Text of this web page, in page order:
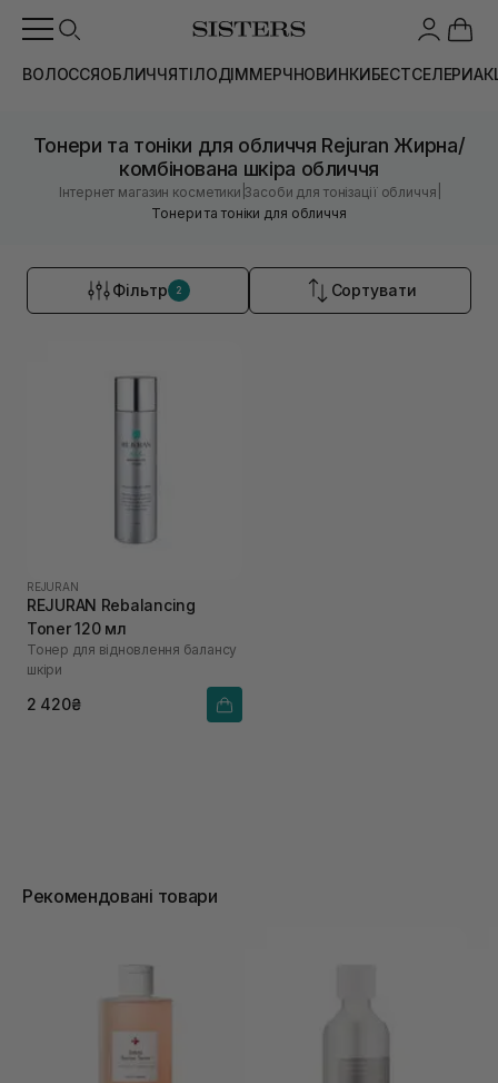
ВОЛОССЯОБЛИЧЧЯТІЛОДІММЕРЧНОВИНКИБЕСТСЕЛЕРИ
Тонери та тоніки для обличчя Rejuran Жирна/
комбінована шкіра обличчя
Інтернет магазин косметики |Засоби для тонізації обличчя
Тонери та тоніки для обличчя
Фільтр 2 Сортувати
REJURAN
REJURAN Rebalancing
Toner 120 мл
Тонер для відновлення балансу
шкіри
2 420₴
Рекомендовані товари